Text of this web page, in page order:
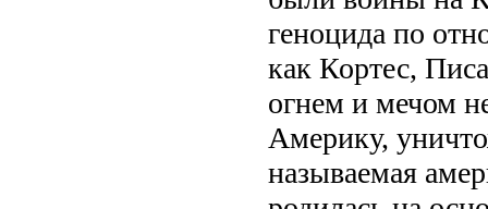
геноцида по
как Кортес,
огнем и мечом
Америку,
называемая